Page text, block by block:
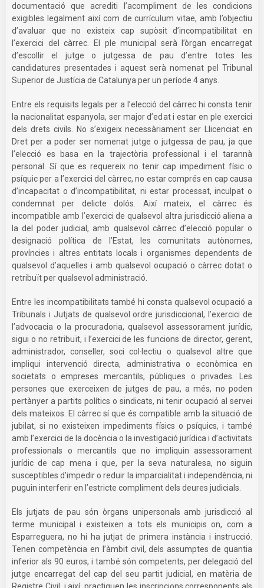
documentació que acrediti l’acompliment de les condicions
exigibles legalment així com de currículum vitae, amb l’objectiu
d’avaluar que no existeix cap supòsit d’incompatibilitat en
l’exercici del càrrec. El ple municipal serà l’òrgan encarregat
d’escollir el jutge o jutgessa de pau d’entre totes les
candidatures presentades i aquest serà nomenat pel Tribunal
Superior de Justícia de Catalunya per un període 4 anys.
Entre els requisits legals per a l’elecció del càrrec hi consta tenir
la nacionalitat espanyola, ser major d’edat i estar en ple exercici
dels drets civils. No s’exigeix necessàriament ser Llicenciat en
Dret per a poder ser nomenat jutge o jutgessa de pau, ja que
l’elecció es basa en la trajectòria professional i el tarannà
personal. Sí que es requereix no tenir cap impediment físic o
psíquic per a l’exercici del càrrec, no estar comprés en cap causa
d’incapacitat o d’incompatibilitat, ni estar processat, inculpat o
condemnat per delicte dolós. Així mateix, el càrrec és
incompatible amb l’exercici de qualsevol altra jurisdicció aliena a
la del poder judicial, amb qualsevol càrrec d’elecció popular o
designació política de l’Estat, les comunitats autònomes,
províncies i altres entitats locals i organismes dependents de
qualsevol d’aquelles i amb qualsevol ocupació o càrrec dotat o
retribuït per qualsevol administració.
Entre les incompatibilitats també hi consta qualsevol ocupació a
Tribunals i Jutjats de qualsevol ordre jurisdiccional, l’exercici de
l’advocacia o la procuradoria, qualsevol assessorament jurídic,
sigui o no retribuït, i l’exercici de les funcions de director, gerent,
administrador, conseller, soci col·lectiu o qualsevol altre que
impliqui intervenció directa, administrativa o econòmica en
societats o empreses mercantils, públiques o privades. Les
persones que exerceixen de jutges de pau, a més, no poden
pertànyer a partits polítics o sindicats, ni tenir ocupació al servei
dels mateixos. El càrrec sí que és compatible amb la situació de
jubilat, si no existeixen impediments físics o psíquics, i també
amb l’exercici de la docència o la investigació jurídica i d’activitats
professionals o mercantils que no impliquin assessorament
jurídic de cap mena i que, per la seva naturalesa, no siguin
susceptibles d’impedir o reduir la imparcialitat i independència, ni
puguin interferir en l’estricte compliment dels deures judicials.
Els jutjats de pau són òrgans unipersonals amb jurisdicció al
terme municipal i existeixen a tots els municipis on, com a
Esparreguera, no hi ha jutjat de primera instància i instrucció.
Tenen competència en l’àmbit civil, dels assumptes de quantia
inferior als 90 euros, i també són competents, per delegació del
jutge encarregat del cap del seu partit judicial, en matèria de
Registre Civil, i així, practiquen les inscripcions corresponents als